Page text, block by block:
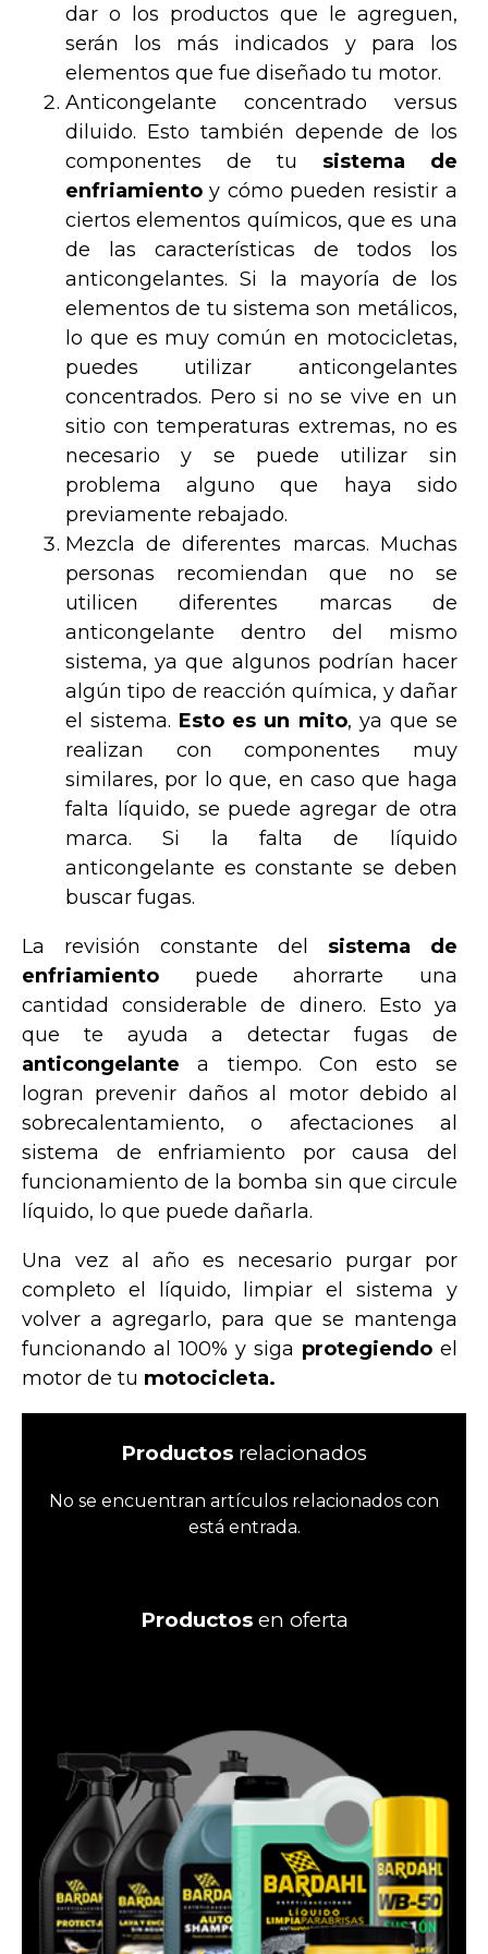
dar o los productos que le agreguen,
serán los más indicados y para los
elementos que fue diseñado tu motor.
Anticongelante concentrado versus
diluido. Esto también depende de los
componentes de tu sistema de
enfriamiento y cómo pueden resistir a
ciertos elementos químicos, que es una
de las características de todos los
anticongelantes. Si la mayoría de los
elementos de tu sistema son metálicos,
lo que es muy común en motocicletas,
puedes utilizar anticongelantes
concentrados. Pero si no se vive en un
sitio con temperaturas extremas, no es
necesario y se puede utilizar sin
problema alguno que haya sido
previamente rebajado.
Mezcla de diferentes marcas. Muchas
personas recomiendan que no se
utilicen diferentes marcas de
anticongelante dentro del mismo
sistema, ya que algunos podrían hacer
algún tipo de reacción química, y dañar
el sistema. Esto es un mito, ya que se
realizan con componentes muy
similares, por lo que, en caso que haga
falta líquido, se puede agregar de otra
marca. Si la falta de líquido
anticongelante es constante se deben
buscar fugas.
La revisión constante del sistema de
enfriamiento puede ahorrarte una
cantidad considerable de dinero. Esto ya
que te ayuda a detectar fugas de
anticongelantea tiempo. Con esto se
logran prevenir daños al motor debido al
sobrecalentamiento, o afectaciones al
sistema de enfriamiento por causa del
funcionamiento de la bomba sin que circule
líquido, lo que puede dañarla.
Una vez al año es necesario purgar por
completo el líquido, limpiar el sistema y
volver a agregarlo, para que se mantenga
funcionando al 100% y siga protegiendoel
motor de tu motocicleta.
Productos relacionados
No se encuentran artículos relacionados con
está entrada.
Productosen oferta